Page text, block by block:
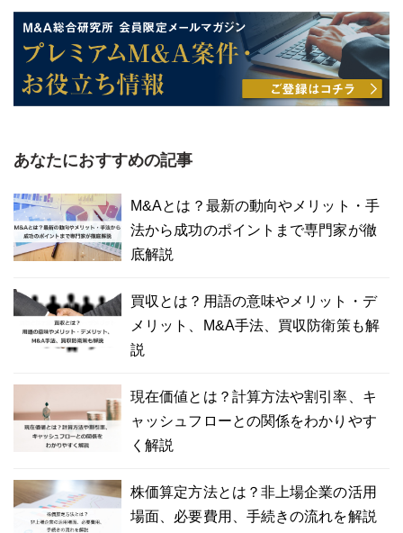
あなたにおすすめの記事
M&Aとは？最新の動向やメリット・手
法から成功のポイントまで専門家が徹
底解説
買収とは？用語の意味やメリット・デ
メリット、M&A手法、買収防衛策も解
説
現在価値とは？計算方法や割引率、キ
ャッシュフローとの関係をわかりやす
く解説
株価算定方法とは？非上場企業の活用
場面、必要費用、手続きの流れを解説